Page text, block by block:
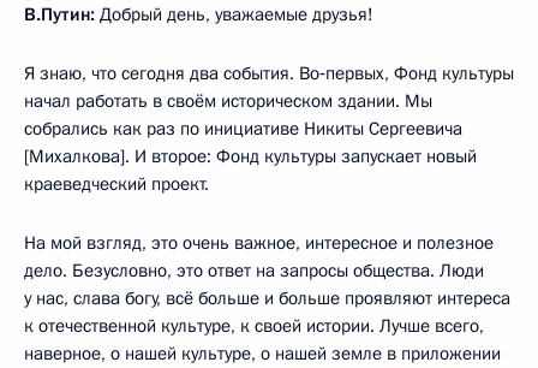
В.Путин: Добрый день, уважаемые друзья!
Я знаю, что сегодня два события. Во‑первых, Фонд культуры
начал работать в своём историческом здании. Мы
собрались как раз по инициативе Никиты Сергеевича
[Михалкова]. И второе: Фонд культуры запускает новый
краеведческий проект.
На мой взгляд, это очень важное, интересное и полезное
дело. Безусловно, это ответ на запросы общества. Люди
у нас, слава богу, всё больше и больше проявляют интереса
к отечественной культуре, к своей истории. Лучше всего,
наверное, о нашей культуре, о нашей земле в приложении